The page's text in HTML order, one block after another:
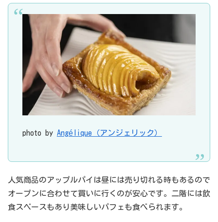
photo by Angélique（アンジェリック）
人気商品のアップルパイは昼には売り切れる時もあるので
オープンに合わせて買いに行くのが安心です。二階には飲
食スペースもあり美味しいパフェも食べられます。